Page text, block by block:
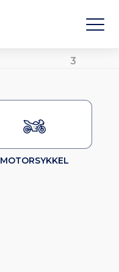
3
MOTORSYKKEL